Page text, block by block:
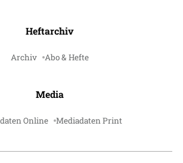
Heftarchiv
Archiv Abo & Hefte
Media
Online Mediadaten Print